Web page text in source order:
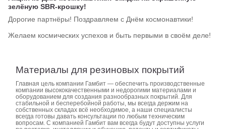
зелёную SBR-крошку!
Дорогие партнёры! Поздравляем с Днём космонавтики!
Желаем космических успехов и быть первыми в своём деле!
Материалы для резиновых покрытий
Главная цель компании Гамбит — обеспечить производственные
компании высококачественными и недорогими материалами и
оборудованием для создания разнообразных покрытий. Для
стабильной и бесперебойной работы, мы всегда держим на
собственных складах всё необходимое, а наши специалисты
всегда готовы давать консультации по любым техническим
вопросам. С компанией Гамбит вам всегда будут доступны услуги